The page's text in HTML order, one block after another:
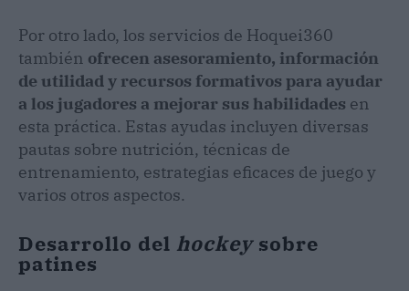
Por otro lado, los servicios de Hoquei360
también ofrecen asesoramiento, información
de utilidad y recursos formativos para ayudar
a los jugadores a mejorar sus habilidades en
esta práctica. Estas ayudas incluyen diversas
pautas sobre nutrición, técnicas de
entrenamiento, estrategias eficaces de juego y
varios otros aspectos.
Desarrollo del hockey sobre
patines